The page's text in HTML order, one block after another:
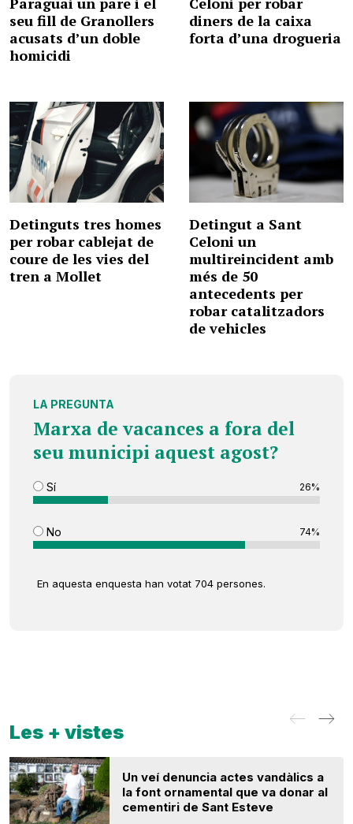
seu fill de Granollers
acusats d’un doble
homicidi
diners de la caixa
forta d’una drogueria
Detinguts tres homes
per robar cablejat de
coure de les vies del
tren a Mollet
Detingut a Sant
Celoni un
multireincident amb
més de 50
antecedents per
robar catalitzadors
de vehicles
LA PREGUNTA
Marxa de vacances a fora del
seu municipi aquest agost?
Sí 26%
No 74%
En aquesta enquesta han votat 704 persones.
Les + vistes
Un veí denuncia actes vandàlics a
la font ornamental que va donar al
cementiri de Sant Esteve